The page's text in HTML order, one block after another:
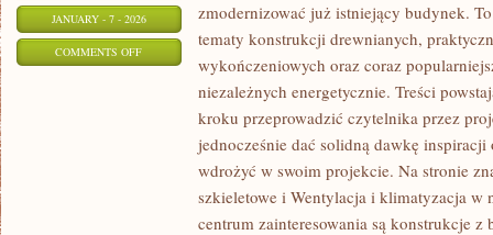
JANUARY - 7 - 2026
COMMENTS OFFON
OŚWIETLENIE
zmodernizować już istniejący budynek.
tematy konstrukcji drewnianych,
wykończeniowych oraz coraz
niezależnych energetycznie. Treści
kroku przeprowadzić czytelnika przez
jednocześnie dać solidną dawkę
wdrożyć w swoim projekcie. Na stronie
szkieletowe i Wentylacja i klimatyzacja w
centrum zainteresowania są konstrukcje